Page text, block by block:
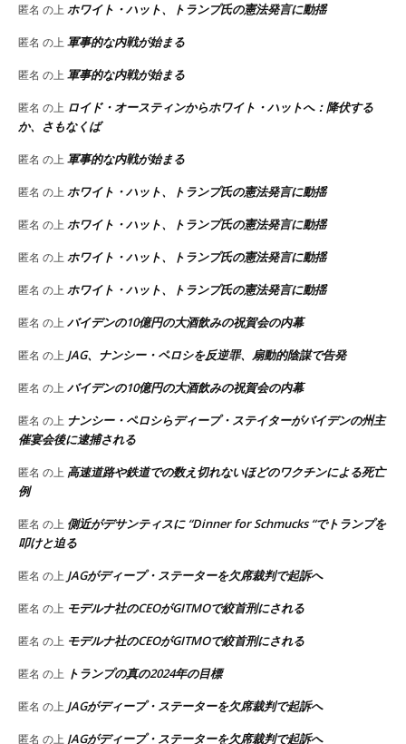
匿名 の上ホワイト・ハット、トランプ氏の憲法発言に動揺
匿名 の上軍事的な内戦が始まる
匿名 の上軍事的な内戦が始まる
匿名 の上 ロイド・オースティンからホワイト・ハットへ：降伏する
か、さもなくば
匿名 の上軍事的な内戦が始まる
匿名 の上ホワイト・ハット、トランプ氏の憲法発言に動揺
匿名 の上ホワイト・ハット、トランプ氏の憲法発言に動揺
匿名 の上ホワイト・ハット、トランプ氏の憲法発言に動揺
匿名 の上ホワイト・ハット、トランプ氏の憲法発言に動揺
匿名 の上バイデンの10億円の大酒飲みの祝賀会の内幕
匿名 の上 JAG、ナンシー・ペロシを反逆罪、扇動的陰謀で告発
匿名 の上バイデンの10億円の大酒飲みの祝賀会の内幕
匿名 の上 ナンシー・ペロシらディープ・ステイターがバイデンの州主
催宴会後に逮捕される
匿名 の上 高速道路や鉄道での数え切れないほどのワクチンによる死亡
例
匿名 の上 側近がデサンティスに “Dinner for Schmucks “でトランプを
叩けと迫る
匿名 の上 JAGがディープ・ステーターを欠席裁判で起訴へ
匿名 の上 モデルナ社のCEOがGITMOで絞首刑にされる
匿名 の上 モデルナ社のCEOがGITMOで絞首刑にされる
匿名 の上 トランプの真の2024年の目標
匿名 の上 JAGがディープ・ステーターを欠席裁判で起訴へ
匿名 の上 JAGがディープ・ステーターを欠席裁判で起訴へ